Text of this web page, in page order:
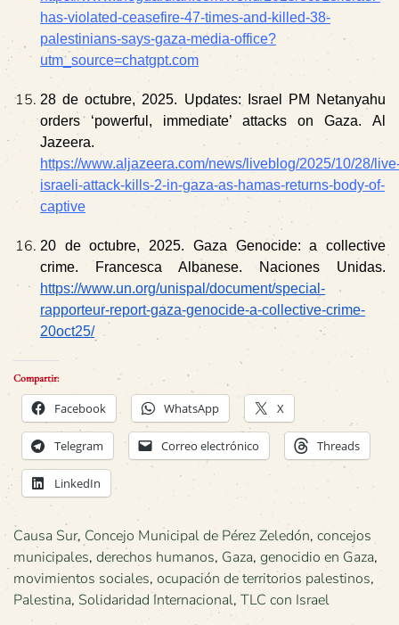
has-violated-ceasefire-47-times-and-killed-38-
palestinians-says-gaza-media-office?
utm_source=chatgpt.com
28 de octubre, 2025. Updates: Israel PM Netanyahu
orders ‘powerful, immediate’ attacks on Gaza. Al
Jazeera.
https://www.aljazeera.com/news/liveblog/2025/10/28/
israeli-attack-kills-2-in-gaza-as-hamas-returns-body-of-
captive
20 de octubre, 2025. Gaza Genocide: a collective
crime. Francesca Albanese. Naciones Unidas.
https://www.un.org/unispal/document/special-
rapporteur-report-gaza-genocide-a-collective-crime-
20oct25/
Compartir:
Facebook WhatsApp X
Telegram Correo electrónico Threads
LinkedIn
Causa Sur, Concejo Municipal de Pérez Zeledón, concejos
municipales, derechos humanos, Gaza, genocidio en Gaza,
movimientos sociales, ocupación de territorios palestinos,
Palestina, Solidaridad Internacional, TLC con Israel